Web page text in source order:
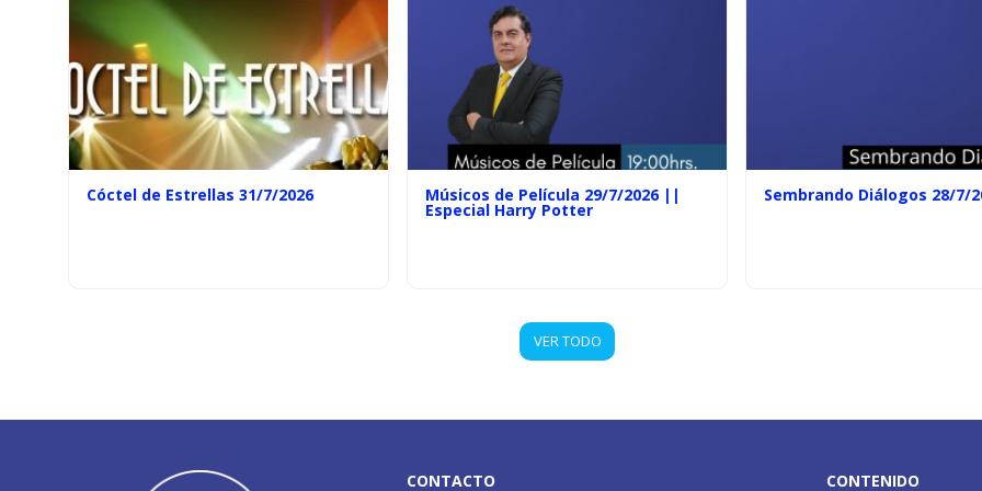
Cóctel de Estrellas 31/7/2026 Músicos de Película 29/7/2026 ||
Especial Harry Potter
Sembrando Diálogos 28/7/
VER TODO
CONTACTO CONTENIDO